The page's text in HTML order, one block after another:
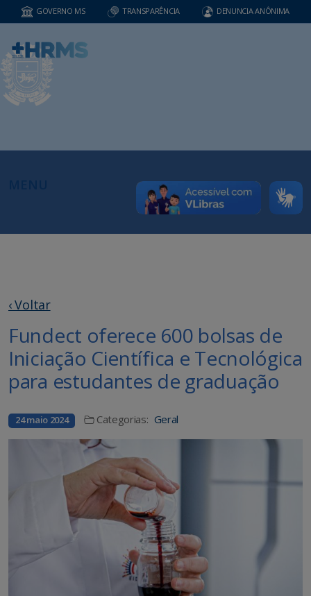
GOVERNO MS TRANSPARÊNCIA DENUNCIA ANÔNIMA
‹ Voltar
Fundect oferece 600 bolsas de
Iniciação Científica e Tecnológica
para estudantes de graduação
24 maio 2024 Categorias: Geral